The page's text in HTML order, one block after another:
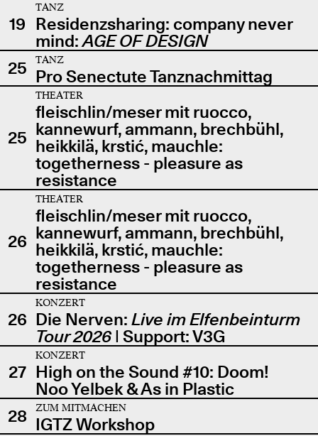
19
TANZ
Residenzsharing: company never
mind:AGE OF DESIGN
25
TANZ
Pro Senectute Tanznachmittag
25
THEATER
fleischlin/meser mit ruocco,
kannewurf, ammann, brechbühl,
heikkilä, krstić, mauchle:
togetherness - pleasure as
resistance
26
THEATER
fleischlin/meser mit ruocco,
kannewurf, ammann, brechbühl,
heikkilä, krstić, mauchle:
togetherness - pleasure as
resistance
26
KONZERT
Die Nerven: Live im Elfenbeinturm
Tour 2026| Support: V3G
27
KONZERT
High on the Sound #10: Doom!
Noo Yelbek & As in Plastic
28
ZUM MITMACHEN
IGTZ Workshop